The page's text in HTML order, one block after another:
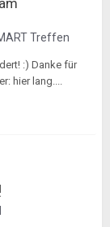
Treffen
:) Danke für
hier lang....